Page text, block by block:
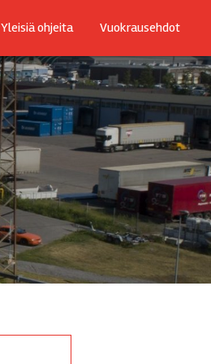
Yleisiä ohjeita Vuokrausehdot